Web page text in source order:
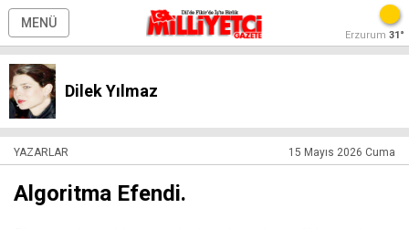
MENÜ
Erzurum 31°
Dilek Yılmaz
YAZARLAR 15 Mayıs 2026 Cuma
Algoritma Efendi.